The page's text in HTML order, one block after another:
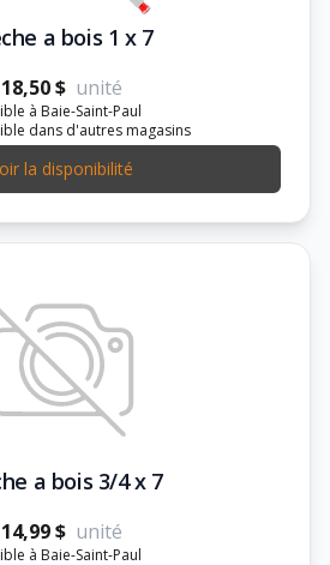
a bois 1 x 7
18,50 $ unité
à Baie-Saint-Paul
dans d'autres magasins
la disponibilité
a bois 3/4 x 7
14,99 $ unité
à Baie-Saint-Paul